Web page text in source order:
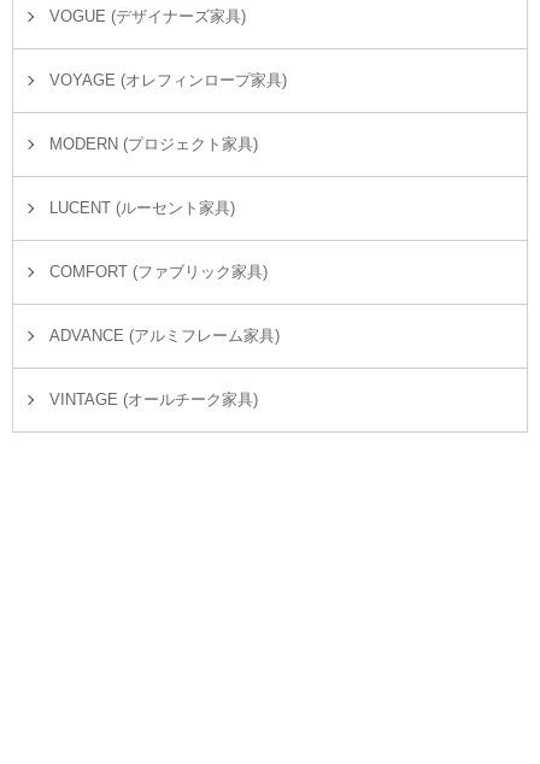
VOGUE (デザイナーズ家具)
VOYAGE (オレフィンロープ家具)
MODERN (プロジェクト家具)
LUCENT (ルーセント家具)
COMFORT (ファブリック家具)
ADVANCE (アルミフレーム家具)
VINTAGE (オールチーク家具)